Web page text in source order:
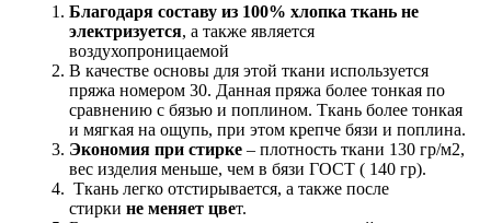
Благодаря составу из 100% хлопка ткань не
электризуется, а также является
воздухопроницаемой
В качестве основы для этой ткани используется
пряжа номером 30. Данная пряжа более тонкая по
сравнению с бязью и поплином. Ткань более тонкая
и мягкая на ощупь, при этом крепче бязи и поплина.
Экономия при стирке – плотность ткани 130 гр/м2,
вес изделия меньше, чем в бязи ГОСТ ( 140 гр).
Ткань легко отстирывается, а также после
стирки не меняет цвет.